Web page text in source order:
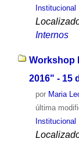
Institucional
Internos
Workshop
2016" - 15
por Maria
última
Institucional